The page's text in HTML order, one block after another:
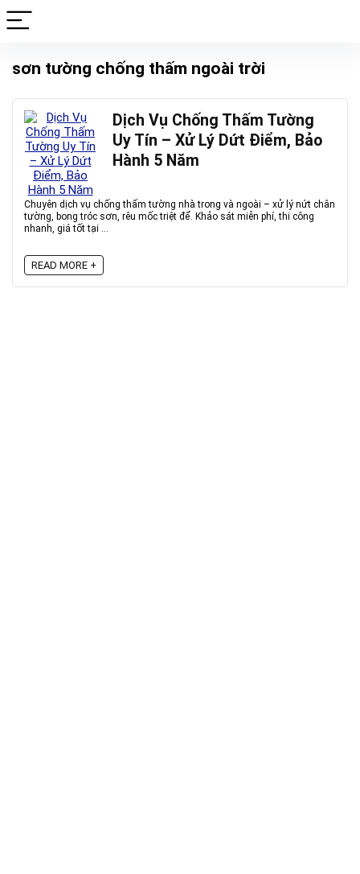
sơn tường chống thấm ngoài trời
Dịch Vụ Chống Thấm Tường
Uy Tín – Xử Lý Dứt Điểm, Bảo
Hành 5 Năm
Chuyên dịch vụ chống thấm tường nhà trong và ngoài – xử lý nứt chân
tường, bong tróc sơn, rêu mốc triệt để. Khảo sát miễn phí, thi công
nhanh, giá tốt tại ...
READ MORE +